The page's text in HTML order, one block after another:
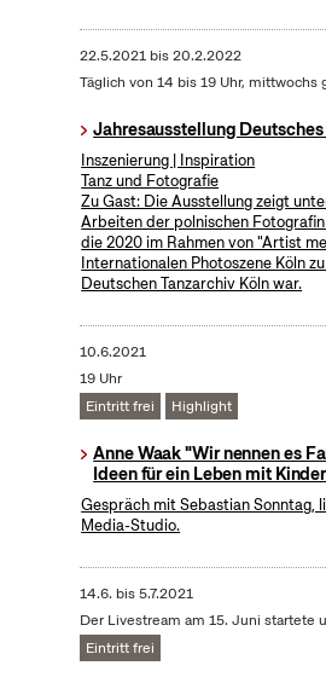
22.5.2021bis20.2.2022
Täglich von 14 bis 19 Uhr, mittwochs
Jahresausstellung Deutsches
Inszenierung | Inspiration
Tanz und Fotografie
Zu Gast: Die Ausstellung zeigt
Arbeiten der polnischen
die 2020 im Rahmen von "Artist
Internationalen Photoszene Köln
Deutschen Tanzarchiv Köln war.
10.6.2021
19 Uhr
Eintritt frei
Highlight
Anne Waak "Wir nennen es
Ideen für ein Leben mit
Gespräch mit Sebastian Sonntag,
Media-Studio.
14.6. bis5.7.2021
Der Livestream am 15. Juni startete
Eintritt frei